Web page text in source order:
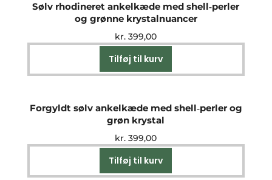
Sølv rhodineret ankelkæde med shell‑perler
og grønne krystalnuancer
kr. 399,00
Tilføj til kurv
Forgyldt sølv ankelkæde med shell‑perler og
grøn krystal
kr. 399,00
Tilføj til kurv